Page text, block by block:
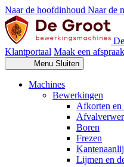
Naar de hoofdinhoud Naar de
Klantportaal Maak een afspraak
Menu Sluiten
Machines
Bewerkingen
Afkorten en
Boren
Frezen
Lijmen en